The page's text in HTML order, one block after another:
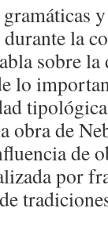
la
sobre
lo
tipológica
obra de
de
por